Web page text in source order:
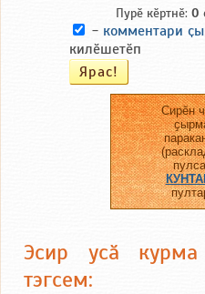
Пурӗ кӗртнӗ: 0
- комментари
килӗшетӗп
Сирӗн
Эсир усӑ курма
тэгсем: